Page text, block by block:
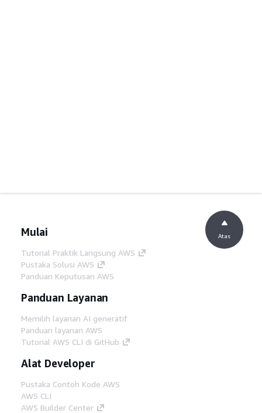
Mulai
Tutorial Praktik Langsung AWS
Pustaka Solusi AWS
Panduan Keputusan AWS
Panduan Layanan
Memilih layanan AI generatif
Panduan layanan AWS
Tutorial AWS CLI di GitHub
Alat Developer
Pustaka Contoh Kode AWS
AWS CLI
AWS Builder Center
Atas